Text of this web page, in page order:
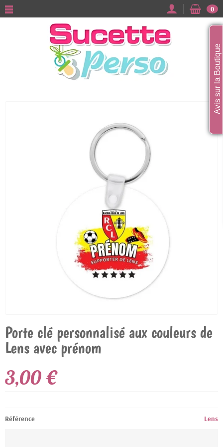
0
Porte clé personnalisé aux couleurs de
Lens avec prénom
3,00 €
Référence Lens
Avis sur la Boutique